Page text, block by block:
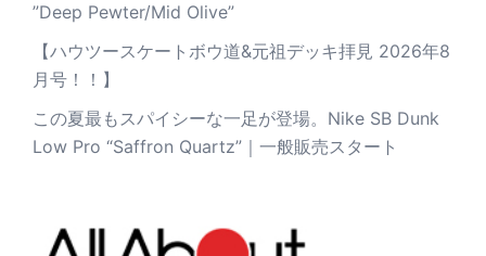
”Deep Pewter/Mid Olive”
【ハウツースケートボウ道&元祖デッキ拝見 2026年8
月号！！】
この夏最もスパイシーな一足が登場。Nike SB Dunk
Low Pro “Saffron Quartz”｜一般販売スタート